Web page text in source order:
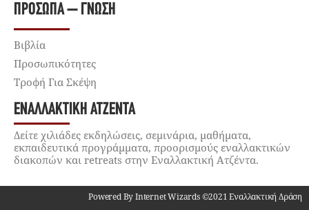
ΠΡΌΣΩΠΑ – ΓΝΏΣΗ
Βιβλία
Προσωπικότητες
Τροφή Για Σκέψη
ΕΝΑΛΛΑΚΤΙΚΉ ΑΤΖΈΝΤΑ
Δείτε χιλιάδες εκδηλώσεις, σεμινάρια, μαθήματα,
εκπαιδευτικά προγράμματα, προορισμούς εναλλακτικών
διακοπών και retreats στην Εναλλακτική Ατζέντα.
Powered By Internet Wizards ©2021 Εναλλακτική Δράση